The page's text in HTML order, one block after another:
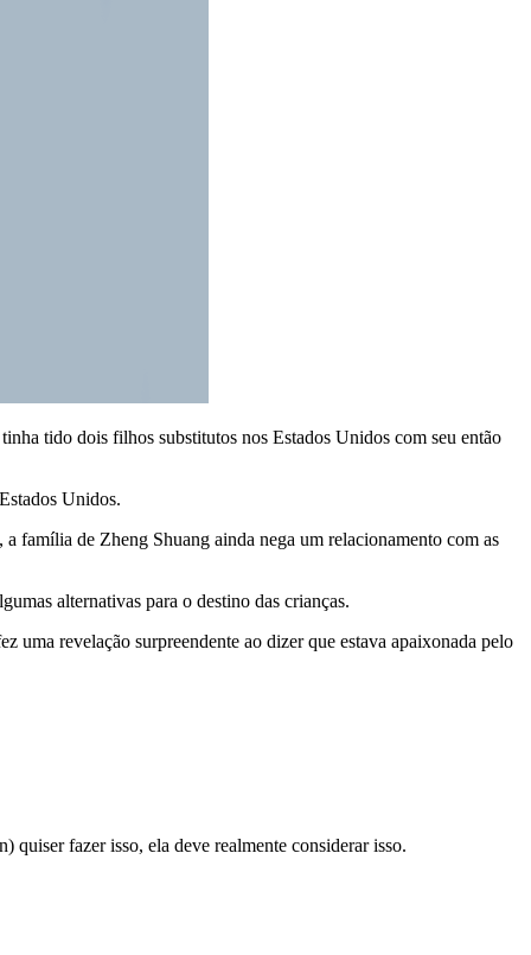
tido dois filhos substitutos nos Estados Unidos com seu então
Unidos.
família de Zheng Shuang ainda nega um relacionamento com as
alternativas para o destino das crianças.
uma revelação surpreendente ao dizer que estava apaixonada pelo
quiser fazer isso, ela deve realmente considerar isso.